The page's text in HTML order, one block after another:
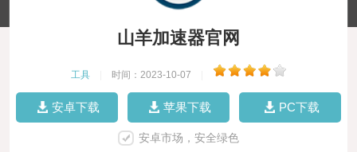
山羊加速器官网
工具 时间：2023-10-07
安卓下载 苹果下载 PC下载
安卓市场，安全绿色